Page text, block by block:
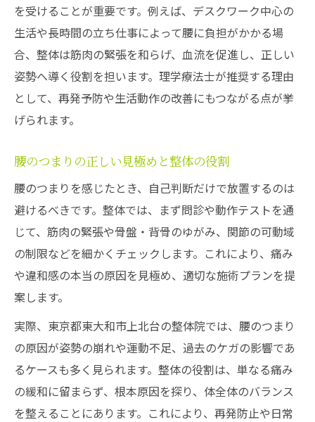
を受けることが重要です。例えば、デスクワーク中心の
生活や長時間の立ち仕事によって腰に負担がかかる場
合、整体は筋肉の緊張を和らげ、血流を促進し、正しい
姿勢へ導く役割を担います。理学療法士が推奨する理由
として、再発予防や生活動作の改善にもつながる点が挙
げられます。
腰のつまりの正しい見極めと整体の役割
腰のつまりを感じたとき、自己判断だけで放置するのは
避けるべきです。整体では、まず問診や動作テストを通
じて、筋肉の緊張や骨盤・背骨のゆがみ、関節の可動域
の制限などを細かくチェックします。これにより、痛み
や違和感の本当の原因を見極め、適切な施術プランを提
案します。
実際、東京都東大和市上北台の整体院では、腰のつまり
の原因が姿勢の崩れや運動不足、過去のケガの影響であ
るケースも多く見られます。整体の役割は、単なる痛み
の緩和に留まらず、根本原因を探り、体全体のバランス
を整えることにあります。これにより、再発防止や日常